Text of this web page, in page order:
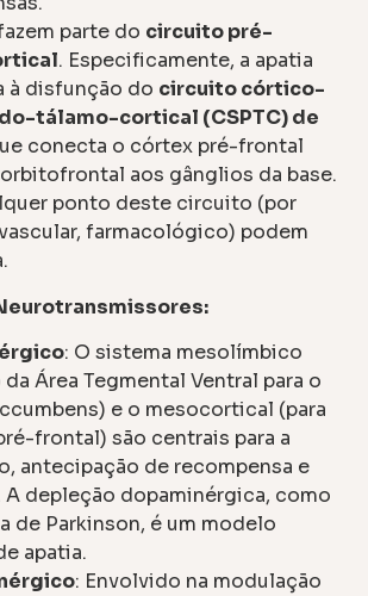
parte do circuito pré-
. Especificamente, a apatia
à disfunção do circuito córtico-
tálamo-cortical (CSPTC) de
conecta o córtex pré-frontal
aos gânglios da base.
ponto deste circuito (por
farmacológico) podem
: O sistema mesolímbico
Área Tegmental Ventral para o
e o mesocortical (para
frontal) são centrais para a
antecipação de recompensa e
depleção dopaminérgica, como
de Parkinson, é um modelo
apatia.
: Envolvido na modulação